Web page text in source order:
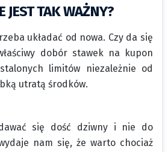
JEST TAK WAŻNY?
układać od nowa. Czy da się
dobór stawek na kupon
limitów niezależnie od
utratą środków.
się dość dziwny i nie do
nam się, że warto chociaż